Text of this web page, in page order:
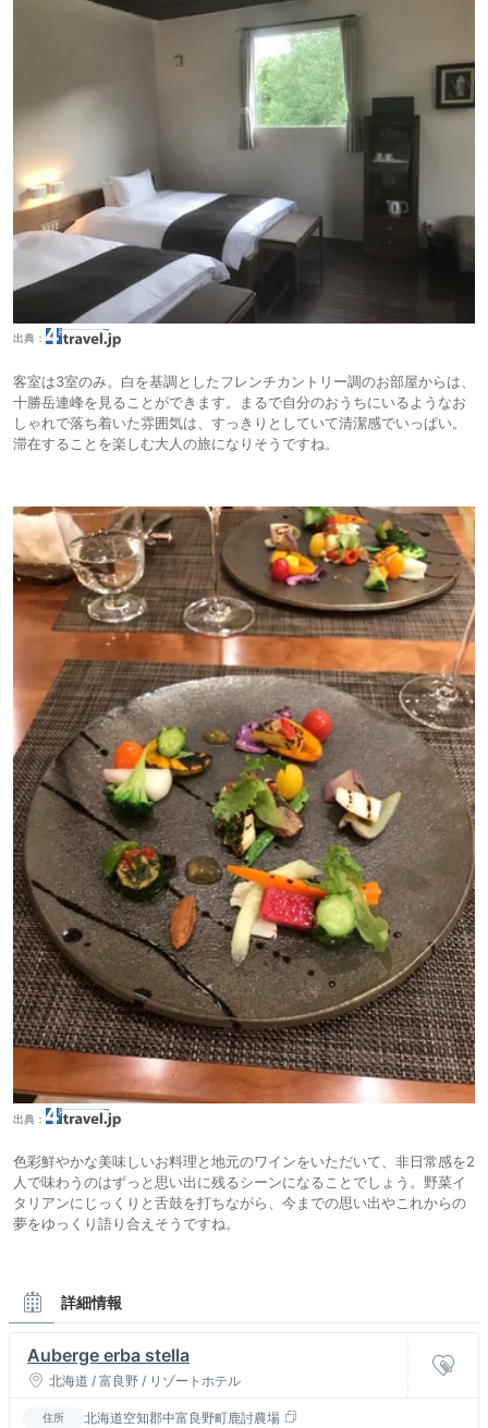
出典：
客室は3室のみ。白を基調としたフレンチカントリー調のお部屋からは、
十勝岳連峰を見ることができます。まるで自分のおうちにいるようなお
しゃれで落ち着いた雰囲気は、すっきりとしていて清潔感でいっぱい。
滞在することを楽しむ大人の旅になりそうですね。
出典：
色彩鮮やかな美味しいお料理と地元のワインをいただいて、非日常感を2
人で味わうのはずっと思い出に残るシーンになることでしょう。野菜イ
タリアンにじっくりと舌鼓を打ちながら、今までの思い出やこれからの
夢をゆっくり語り合えそうですね。
詳細情報
Auberge erba stella
北海道 / 富良野 / リゾートホテル
住所 北海道空知郡中富良野町鹿討農場